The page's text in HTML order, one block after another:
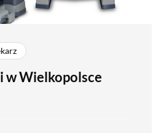
w Wielkopolsce